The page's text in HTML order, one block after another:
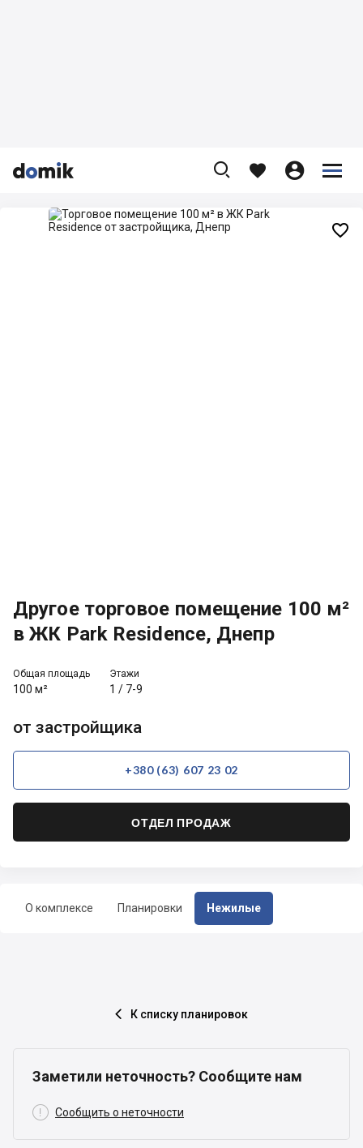


    


О комплексе Планировки Нежилые
Другое торговое помещение 100 м²
в ЖК Park Residence, Днепр
Общая площадь
100 м²
Этажи
1 / 7-9
от застройщика
+380 (63) 607 23 02
ОТДЕЛ ПРОДАЖ

 К списку планировок
Заметили неточность? Сообщите нам
 Сообщить о неточности